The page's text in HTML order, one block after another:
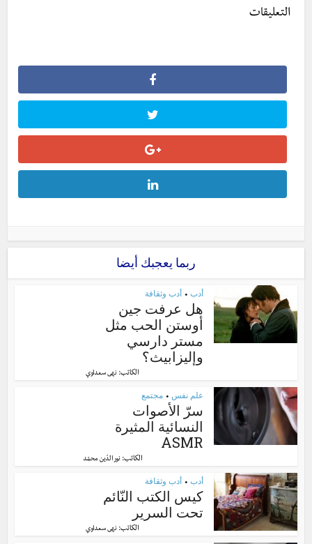
التعليقات
ربما يعجبك أيضا
أدب • أدب وثقافة
هل عرفت جين
أوستن الحب مثل
مستر دارسي
وإليزابيث؟
الكاتب: نهى سعداوي
علم نفس • مجتمع
سرّ الأصوات
النسائية المثيرة
ASMR
الكاتب:نور الدّين محمّد
أدب • أدب وثقافة
كيس الكتب النّائم
تحت السرير
الكاتب: نهى سعداوي